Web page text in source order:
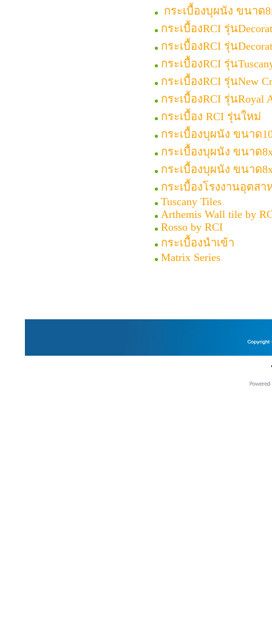
กระเบื้องบุผนัง ขนาด
กระเบื้องRCI รุ่น
กระเบื้องRCI รุ่น
กระเบื้องRCI รุ่น
กระเบื้องRCI รุ่นNew
กระเบื้องRCI รุ่นRoyal
กระเบื้อง RCI รุ่นใหม่
กระเบื้องบุผนัง ขนาด
กระเบื้องบุผนัง ขนาด
กระเบื้องบุผนัง ขนาด
กระเบื้องโรงงานอุตสา
Tuscany Tiles
Arthemis Wall tile by
Rosso by RCI
กระเบื้องนำเข้า
Matrix Series